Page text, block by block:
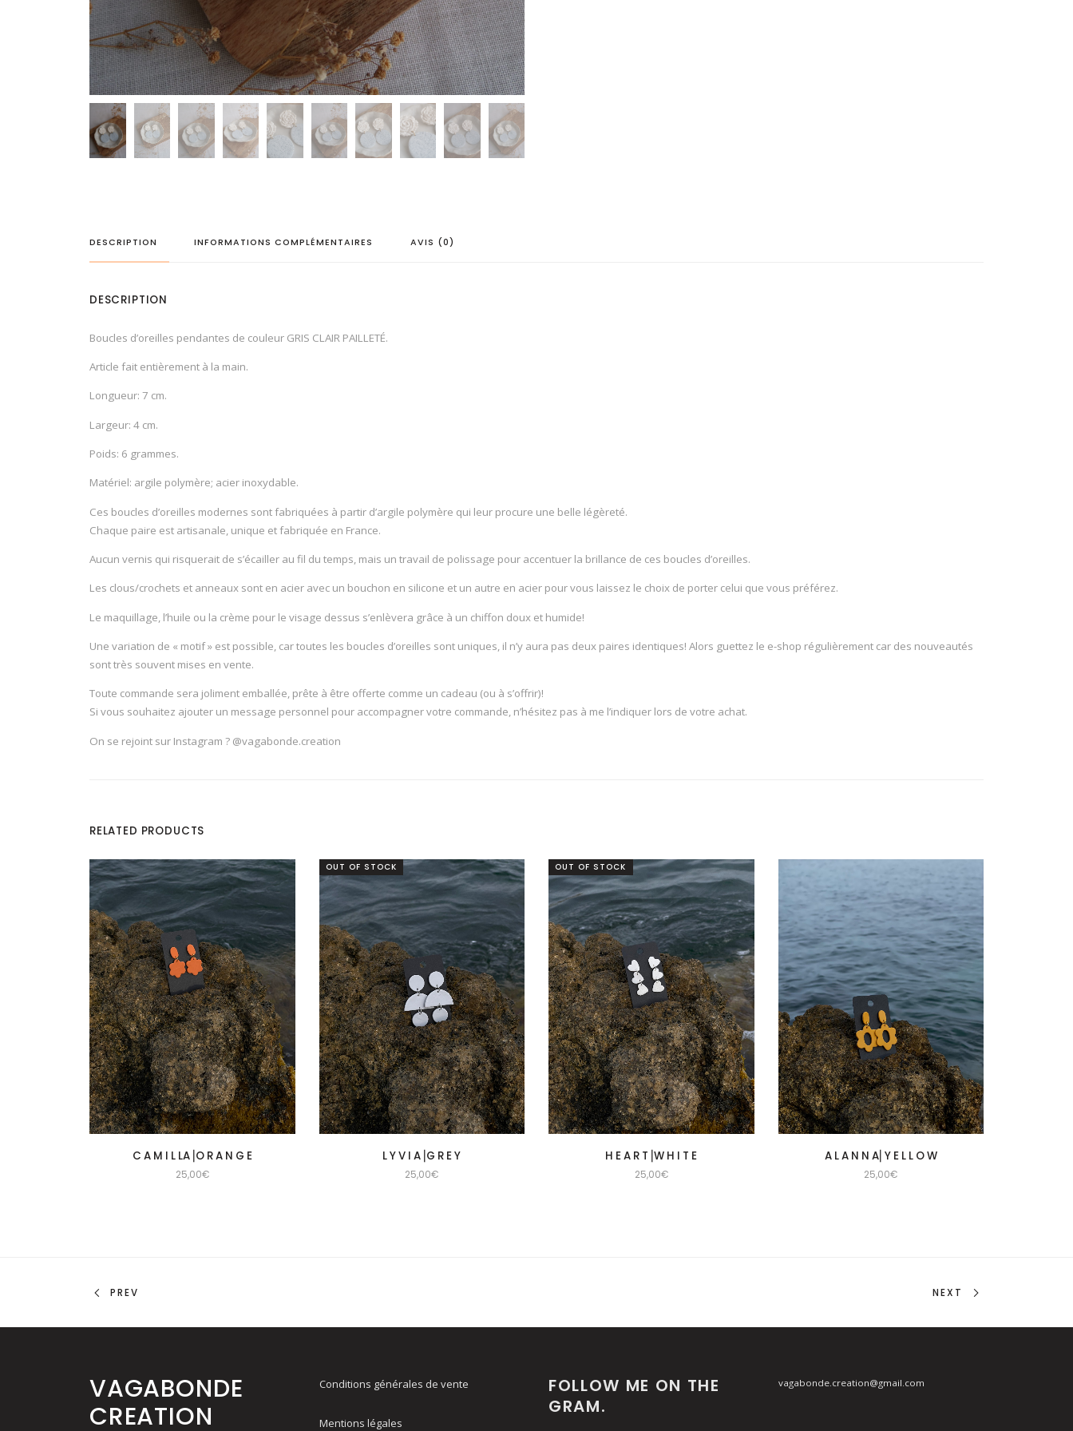
DESCRIPTION INFORMATIONS COMPLÉMENTAIRES AVIS (0)
DESCRIPTION
Boucles d’oreilles pendantes de couleur GRIS CLAIR PAILLETÉ.
Article fait entièrement à la main.
Longueur: 7 cm.
Largeur: 4 cm.
Poids: 6 grammes.
Matériel: argile polymère; acier inoxydable.
Ces boucles d’oreilles modernes sont fabriquées à partir d’argile polymère qui leur procure une belle légèreté.
Chaque paire est artisanale, unique et fabriquée en France.
Aucun vernis qui risquerait de s’écailler au fil du temps, mais un travail de polissage pour accentuer la brillance de ces boucles d’oreilles.
Les clous/crochets et anneaux sont en acier avec un bouchon en silicone et un autre en acier pour vous laissez le choix de porter celui que vous préférez.
Le maquillage, l’huile ou la crème pour le visage dessus s’enlèvera grâce à un chiffon doux et humide!
Une variation de « motif » est possible, car toutes les boucles d’oreilles sont uniques, il n’y aura pas deux paires identiques! Alors guettez le e-shop régulièrement car des nouveautés
sont très souvent mises en vente.
Toute commande sera joliment emballée, prête à être offerte comme un cadeau (ou à s’offrir)!
Si vous souhaitez ajouter un message personnel pour accompagner votre commande, n’hésitez pas à me l’indiquer lors de votre achat.
On se rejoint sur Instagram ? @vagabonde.creation
RELATED PRODUCTS
C A M I L LA⎟O R A N G E
25,00€
OUT OF STOCK
L Y V I A⎟G R E Y
25,00€
OUT OF STOCK
H E A R T⎟W H I T E
25,00€
A L A N N A⎜Y E L L O W
25,00€
PREV NEXT
VAGABONDE
CREATION
Conditions générales de vente
Mentions légales
FOLLOW ME ON THE
GRAM.
vagabonde.creation@gmail.com